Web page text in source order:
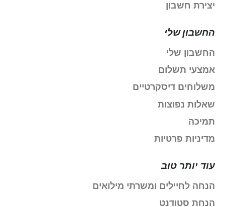
יצירת חשבון
החשבון שלי
החשבון שלי
אמצעי תשלום
משלוחים דיסקרטיים
שאלות נפוצות
תמיכה
מדיניות פרטיות
עוד יותר טוב
הנחה לחיילים ומשרתי מילואים
הנחת סטודנט